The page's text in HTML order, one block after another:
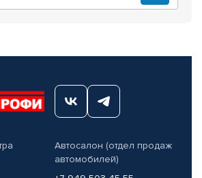
Автосалон (отдел продаж
автомобилей)